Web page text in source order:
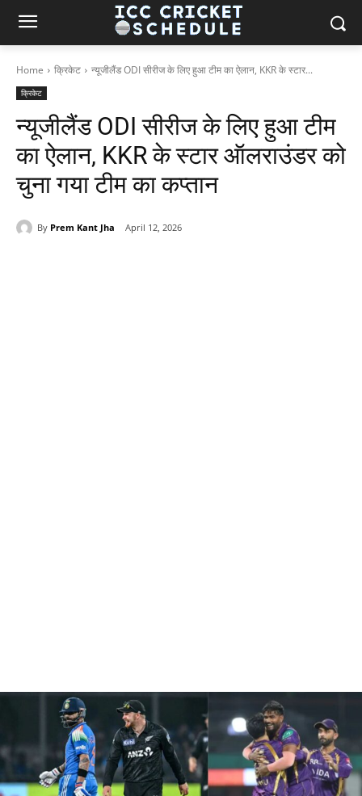
Home क्रिकेट न्यूजीलैंड ODI सीरीज के लिए हुआ टीम का ऐलान, KKR के स्टार...
क्रिकेट
न्यूजीलैंड ODI सीरीज के लिए हुआ टीम
का ऐलान, KKR के स्टार ऑलराउंडर को
चुना गया टीम का कप्तान
By Prem Kant Jha April 12, 2026